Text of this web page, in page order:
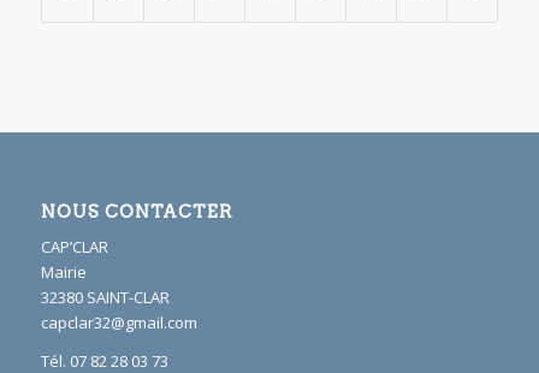
NOUS CONTACTER
CAP’CLAR
Mairie
32380 SAINT-CLAR
capclar32@gmail.com
Tél. 07 82 28 03 73